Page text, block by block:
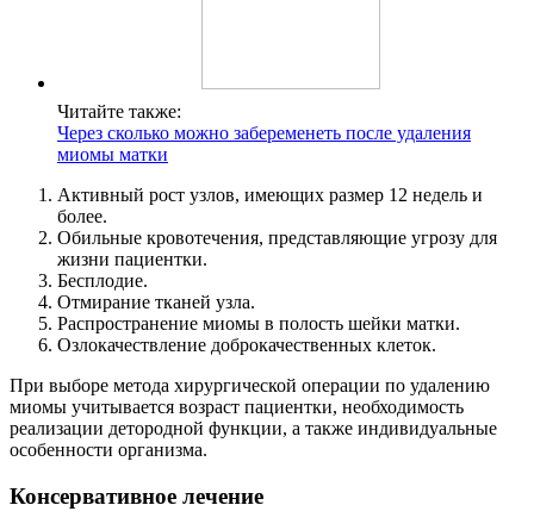
Читайте также:
Через сколько можно забеременеть после удаления
миомы матки
Активный рост узлов, имеющих размер 12 недель и
более.
Обильные кровотечения, представляющие угрозу для
жизни пациентки.
Бесплодие.
Отмирание тканей узла.
Распространение миомы в полость шейки матки.
Озлокачествление доброкачественных клеток.
При выборе метода хирургической операции по удалению
миомы учитывается возраст пациентки, необходимость
реализации детородной функции, а также индивидуальные
особенности организма.
Консервативное лечение